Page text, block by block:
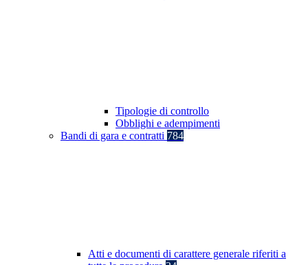
Tipologie di controllo
Obblighi e adempimenti
Bandi di gara e contratti 784
Atti e documenti di carattere generale riferiti a